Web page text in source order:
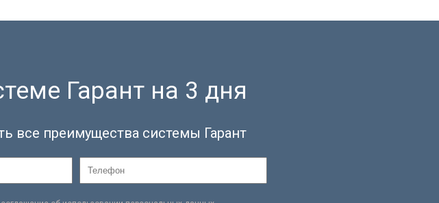
Гарант на 3 дня
все преимущества системы Гарант